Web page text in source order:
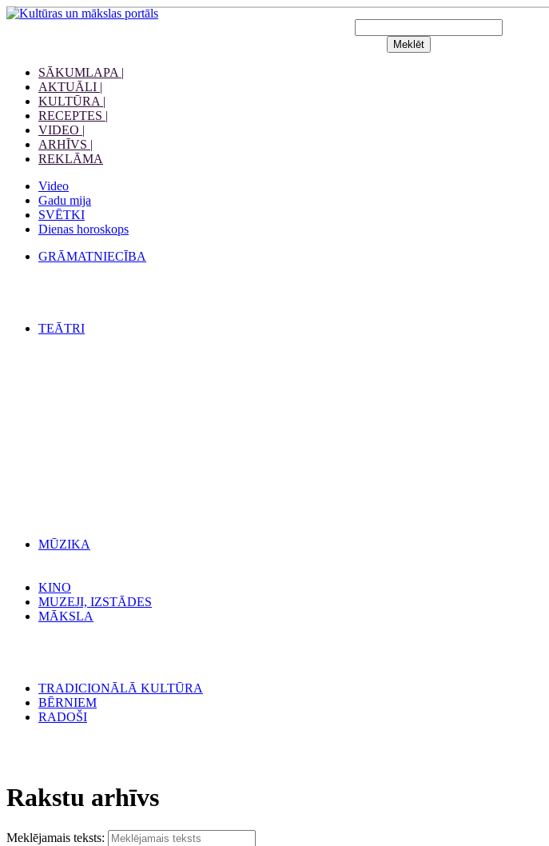
SĀKUMLAPA |
AKTUĀLI |
KULTŪRA |
RECEPTES |
VIDEO |
ARHĪVS |
REKLĀMA
Video
Gadu mija
SVĒTKI
Dienas horoskops
GRĀMATNIECĪBA
TEĀTRI
MŪZIKA
KINO
MUZEJI, IZSTĀDES
MĀKSLA
TRADICIONĀLĀ KULTŪRA
BĒRNIEM
RADOŠI
Rakstu arhīvs
Meklējamais teksts: